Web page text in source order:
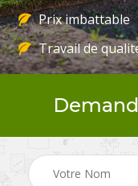
Prix imbattable
Travail de